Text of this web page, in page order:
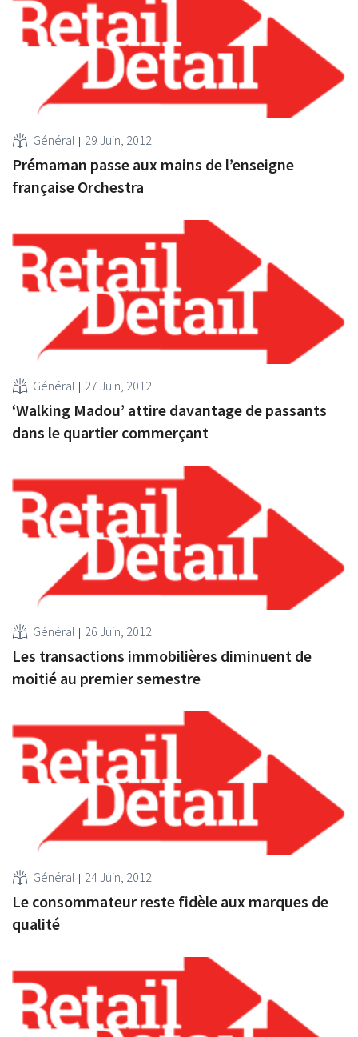
Général 29 Juin, 2012
Prémaman passe aux mains de l’enseigne
française Orchestra
Général 27 Juin, 2012
‘Walking Madou’ attire davantage de passants
dans le quartier commerçant
Général 26 Juin, 2012
Les transactions immobilières diminuent de
moitié au premier semestre
Général 24 Juin, 2012
Le consommateur reste fidèle aux marques de
qualité